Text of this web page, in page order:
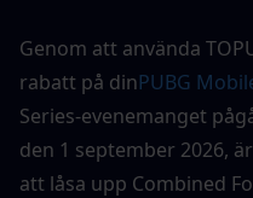
Genom att använda
rabatt på dinPUBG
Series-evenemanget
den 1 september 2026,
att låsa upp Combined